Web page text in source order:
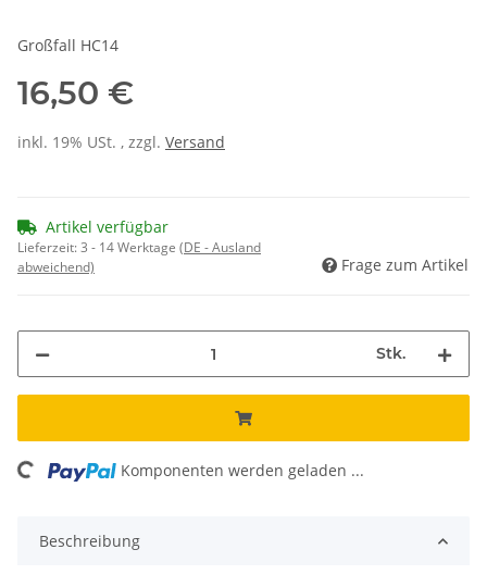
Großfall HC14
16,50 €
inkl. 19% USt. , zzgl. Versand
Artikel verfügbar
Lieferzeit:3 - 14 Werktage (DE - Ausland
abweichend)
Frage zum Artikel
Stk.
Komponenten werden geladen ...
Beschreibung